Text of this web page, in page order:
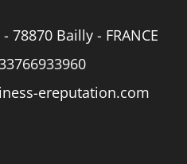
78870 Bailly - FRANCE
ereputation.com